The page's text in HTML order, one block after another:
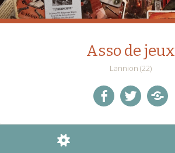
Asso de jeux
Lannion (22)
WIDGETS
RECHERCHE